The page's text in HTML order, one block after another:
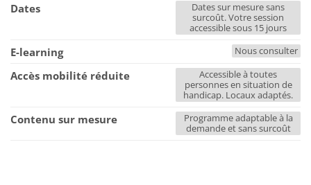
Dates
Dates sur mesure sans
surcoût. Votre session
accessible sous 15 jours
E-learning Nous consulter
Accès mobilité réduite
Accessible à toutes
personnes en situation de
handicap. Locaux adaptés.
Contenu sur mesure
Programme adaptable à la
demande et sans surcoût